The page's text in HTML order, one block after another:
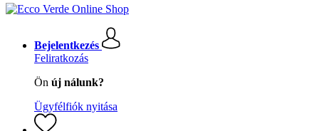
Bejelentkezés
Feliratkozás
Ön új nálunk?
Ügyfélfiók nyitása